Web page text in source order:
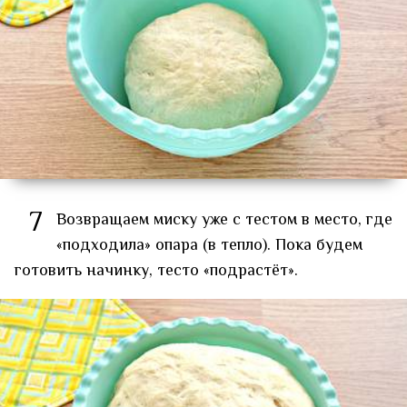
7 Возвращаем миску уже с тестом в место, где
«подходила» опара (в тепло). Пока будем
готовить начинку, тесто «подрастёт».